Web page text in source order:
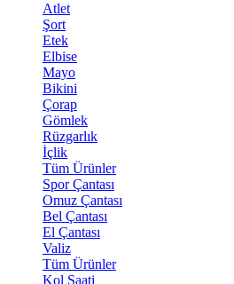
Atlet
Şort
Etek
Elbise
Mayo
Bikini
Çorap
Gömlek
Rüzgarlık
İçlik
Tüm Ürünler
Spor Çantası
Omuz Çantası
Bel Çantası
El Çantası
Valiz
Tüm Ürünler
Kol Saati